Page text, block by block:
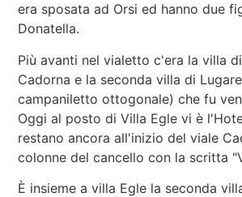
era sposata ad Orsi ed hanno due
Donatella.
Più avanti nel vialetto c'era la villa
Cadorna e la seconda villa di
campaniletto ottogonale) che fu
Oggi al posto di Villa Egle vi è
restano ancora all'inizio del viale
colonne del cancello con la scritta
È insieme a villa Egle la seconda